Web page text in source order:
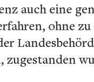
auch eine
ohne
zugestanden